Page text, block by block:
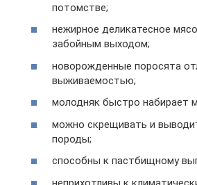
потомстве;
нежирное деликатесное
забойным выходом;
новорожденные поросята
выживаемостью;
молодняк быстро набирает
можно скрещивать и
породы;
способны к пастбищному